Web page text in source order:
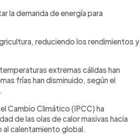
la demanda de energía para
reduciendo los rendimientos y
extremas cálidas han
frías han disminuido, según el
Cambio Climático (IPCC) ha
de las olas de calor masivas hacia
calentamiento global.